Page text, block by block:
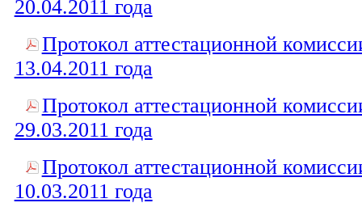
20.04.2011 года
Протокол аттестационной
13.04.2011 года
Протокол аттестационной
29.03.2011 года
Протокол аттестационной
10.03.2011 года